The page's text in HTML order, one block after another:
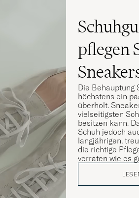
pflegen
Die Behauptung
höchstens ein
überholt.
vielseitigsten
besitzen kann.
Schuh jedoch
langjährigen,
die richtige
verraten wie es